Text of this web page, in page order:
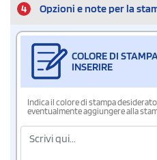
4 Opzioni e note per la
COLORE DI
INSERIRE
Indica il colore di stampa
eventualmente aggiungere alla